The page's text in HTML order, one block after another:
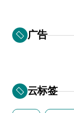
广告
云标签